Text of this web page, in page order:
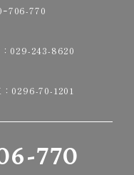
ｰ706-770
029-243-8620
0296-70-1201
770